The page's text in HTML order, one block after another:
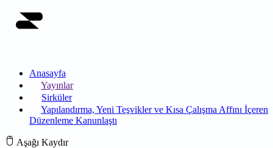
Anasayfa
Yayınlar
Sirküler
Yapılandırma, Yeni Teşvikler ve Kısa Çalışma Affını İçeren
Düzenleme Kanunlaştı
Aşağı Kaydır